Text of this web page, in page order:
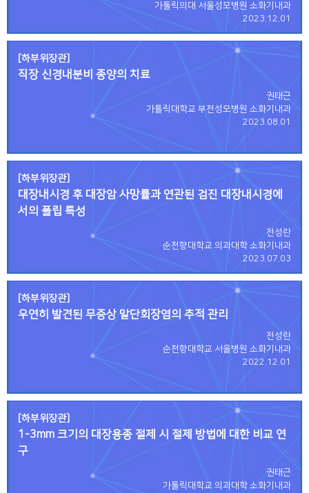
가톨릭의대 서울성모병원 소화기내과
2023.12.01
[하부위장관]
직장 신경내분비 종양의 치료
권태근
가톨릭대학교 부천성모병원 소화기내과
2023.08.01
[하부위장관]
대장내시경 후 대장암 사망률과 연관된 검진 대장내시경에
서의 폴립 특성
전성란
순천향대학교 의과대학 소화기내과
2023.07.03
[하부위장관]
우연히 발견된 무증상 말단회장염의 추적 관리
전성란
순천향대학교 서울병원 소화기내과
2022.12.01
[하부위장관]
1-3mm 크기의 대장용종 절제 시 절제 방법에 대한 비교 연
구
권태근
가톨릭대학교 의과대학 소화기내과